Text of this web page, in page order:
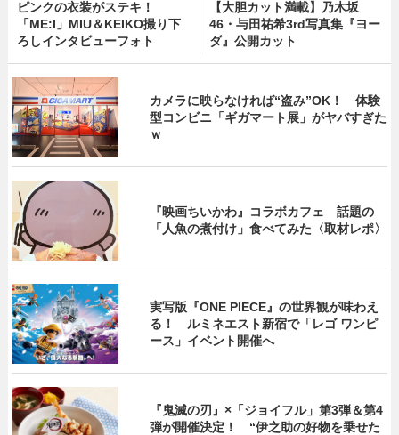
ピンクの衣装がステキ！
「ME:I」MIU＆KEIKO撮り下
ろしインタビューフォト
【大胆カット満載】乃木坂
46・与田祐希3rd写真集『ヨー
ダ』公開カット
カメラに映らなければ“盗み”OK！ 体験
型コンビニ「ギガマート展」がヤバすぎた
ｗ
『映画ちいかわ』コラボカフェ 話題の
「人魚の煮付け」食べてみた〈取材レポ〉
実写版『ONE PIECE』の世界観が味わえ
る！ ルミネエスト新宿で「レゴ ワンピ
ース」イベント開催へ
『鬼滅の刃』×「ジョイフル」第3弾＆第4
弾が開催決定！ “伊之助の好物を乗せた